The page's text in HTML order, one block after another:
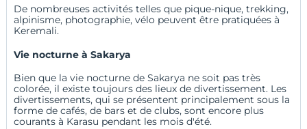
De nombreuses activités telles que pique-nique, trekking,
alpinisme, photographie, vélo peuvent être pratiquées à
Keremali.
Vie nocturne à Sakarya
Bien que la vie nocturne de Sakarya ne soit pas très
colorée, il existe toujours des lieux de divertissement. Les
divertissements, qui se présentent principalement sous la
forme de cafés, de bars et de clubs, sont encore plus
courants à Karasu pendant les mois d'été.